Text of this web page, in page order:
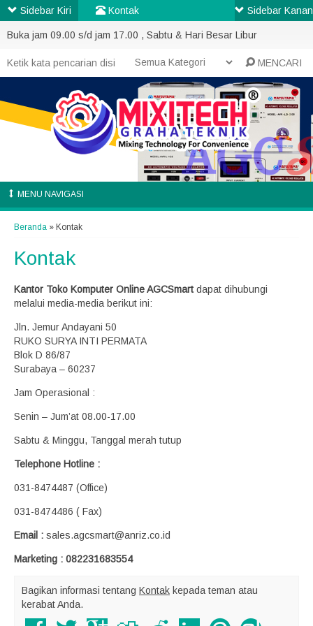
Buka jam 09.00 s/d jam 17.00 , Sabtu & Hari Besar Libur
MENCARI
MENU NAVIGASI
Beranda » Kontak
Kontak
Kantor Toko Komputer Online AGCSmart dapat dihubungi
melalui media-media berikut ini:
Jln. Jemur Andayani 50
RUKO SURYA INTI PERMATA
Blok D 86/87
Surabaya – 60237
Jam Operasional :
Senin – Jum’at 08.00-17.00
Sabtu & Minggu, Tanggal merah tutup
Telephone Hotline :
031-8474487 (Office)
031-8474486 ( Fax)
Email : sales.agcsmart@anriz.co.id
Marketing : 082231683554
Bagikan informasi tentang Kontak kepada teman atau
kerabat Anda.
Sidebar Kiri Kontak Sidebar Kanan